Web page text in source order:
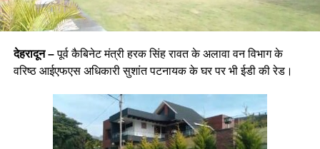
देहरादून –पूर्व कैबिनेट मंत्री हरक सिंह रावत के अलावा वन विभाग के
वरिष्ठ आईएफएस अधिकारी सुशांत पटनायक के घर पर भी ईडी की रेड।